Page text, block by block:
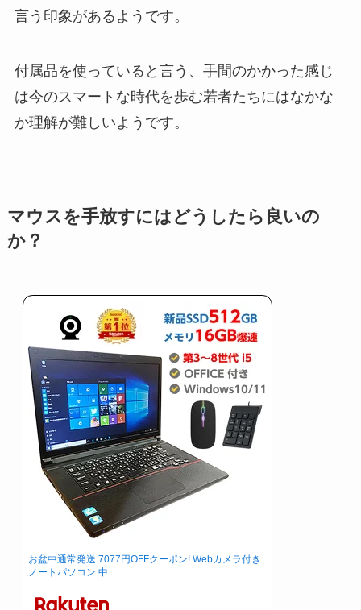
言う印象があるようです。
付属品を使っていると言う、手間のかかった感じ
は今のスマートな時代を歩む若者たちにはなかな
か理解が難しいようです。
マウスを手放すにはどうしたら良いの
か？
お盆中通常発送 7077円OFFクーポン! Webカメラ付き
ノートパソコン 中…